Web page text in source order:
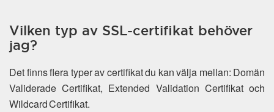
Vilken typ av SSL-certifikat behöver
jag?
Det finns flera typer av certifikat du kan välja mellan: Domän
Validerade Certifikat, Extended Validation Certifikat och
Wildcard Certifikat.